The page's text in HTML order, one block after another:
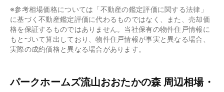
※参考相場価格については「不動産の鑑定評価に関する法律」
に基づく不動産鑑定評価に代わるものではなく、また、売却価
格を保証するものではありません。当社保有の物件住戸情報に
もとづいて算出しており、物件住戸情報が事実と異なる場合、
実際の成約価格と異なる場合があります。
パークホームズ流山おおたかの森 周辺相場・